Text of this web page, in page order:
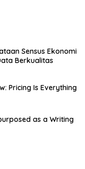
Sensus Ekonomi
Berkualitas
Pricing Is Everything
as a Writing